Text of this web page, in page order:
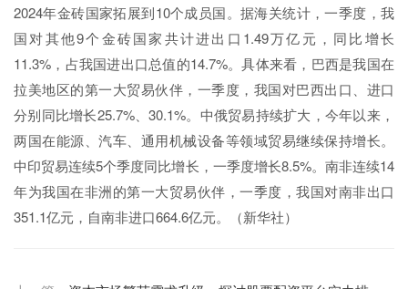
2024年金砖国家拓展到10个成员国。据海关统计，一季度，我
国对其他9个金砖国家共计进出口1.49万亿元，同比增长
11.3%，占我国进出口总值的14.7%。具体来看，巴西是我国在
拉美地区的第一大贸易伙伴，一季度，我国对巴西出口、进口
分别同比增长25.7%、30.1%。中俄贸易持续扩大，今年以来，
两国在能源、汽车、通用机械设备等领域贸易继续保持增长。
中印贸易连续5个季度同比增长，一季度增长8.5%。南非连续14
年为我国在非洲的第一大贸易伙伴，一季度，我国对南非出口
351.1亿元，自南非进口664.6亿元。（新华社）